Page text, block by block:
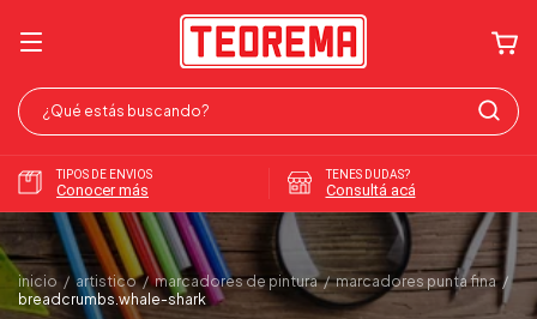
TIPOS DE ENVIOS
Conocer más
TENES DUDAS?
Consultá acá
inicio / artistico / marcadores de pintura / marcadores punta fina /
breadcrumbs.whale-shark